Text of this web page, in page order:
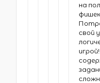
на
свой